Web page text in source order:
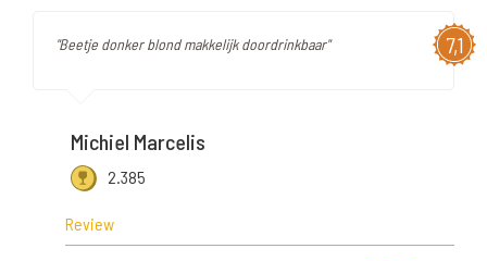
7,1
"Beetje donker blond makkelijk doordrinkbaar"
Michiel Marcelis
2.385
Review